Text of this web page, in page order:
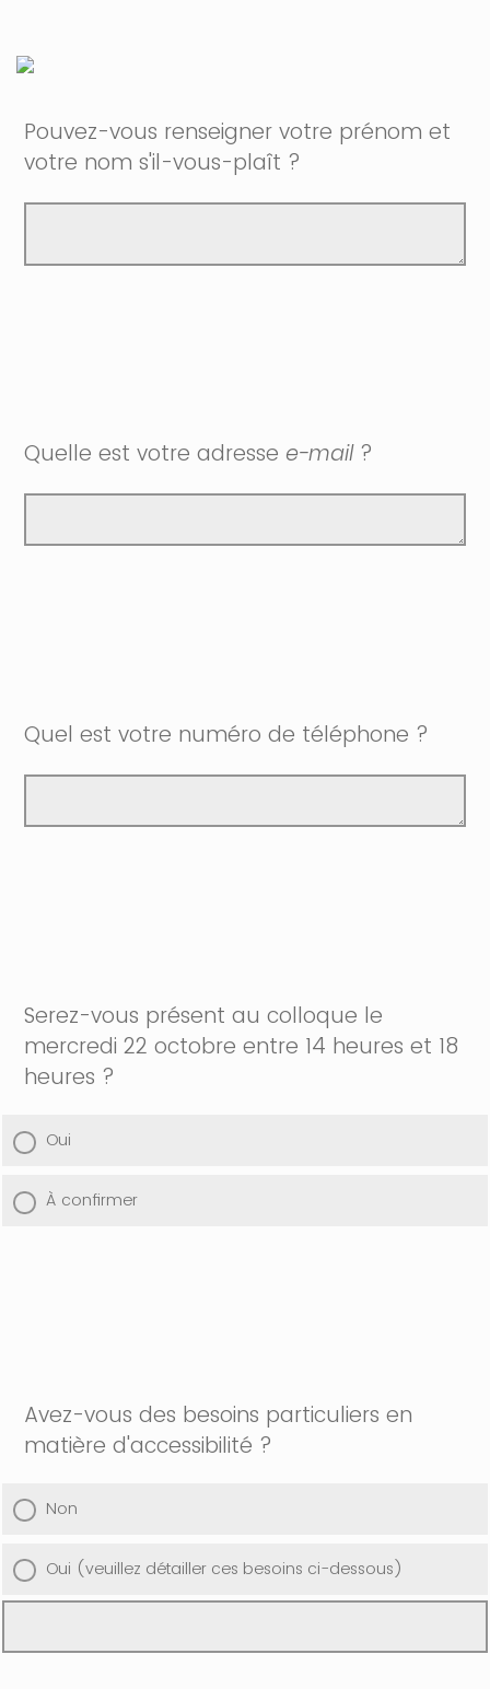
Pouvez-vous renseigner votre prénom et
votre nom s'il-vous-plaît ?
Quelle est votre adresse e-mail?
Quel est votre numéro de téléphone ?
Serez-vous présent au colloque le
mercredi 22 octobre entre 14 heures et 18
heures ?
Oui
À confirmer
Avez-vous des besoins particuliers en
matière d'accessibilité ?
Non
Oui (veuillez détailler ces besoins ci-dessous)